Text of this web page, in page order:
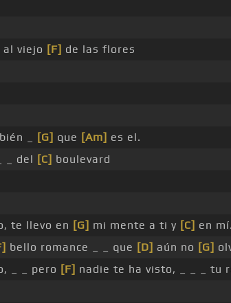
al viejo [F] de las flores
_ [G] que [Am] es el.
_ del [C] boulevard
te llevo en [G] mi mente a ti y [C] en mí.
bello romance _ _ que [D] aún no [G]
_ _ pero [F] nadie te ha visto, _ _ _ tu